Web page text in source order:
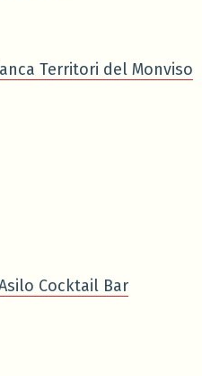
Territori del Monviso
Cocktail Bar